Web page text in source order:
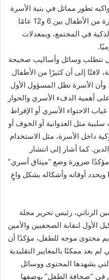
تطور مماثل في بنية الأسرة
وثقافتها، مشيرًا إلى أن شريحة كبيرة من الأطفال بين 6 و12 عامًا
في المجتمع، وبمعدلات
تتطلب وسائل وأساليب صحيحة
لافتًا إلى أن كثيرًا من الأطفال
الأسرة تظل المسؤول الأول
أهمية الدفء الأسري والحوار
الاحتواء الأسري أو الإفراط
مثل العدوانية أو الخوف أو
داخل الأسرة، مثل الاستخدام
كما أشار إلى انتشار
مؤكدًا ضرورة وضع “ميثاق أسري”
ويحدد أوقاته وأشكاله بشكل واعٍ
الزناتي، رئيس تحرير مجلة
الأول لنقابة الصحفيين والأمين
محتوى موجه للطفل، مؤكدًا أن
يعد ممكنًا بالمعايير التقليدية
يشهدها المحتوى ووسائل
في “صحافة الطفل” بوصفها